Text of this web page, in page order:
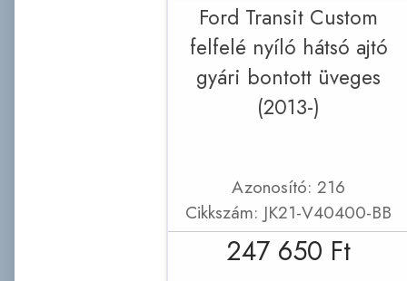
Ford Transit Custom
felfelé nyíló hátsó ajtó
gyári bontott üveges
(2013-)
Azonosító: 216
Cikkszám: JK21-V40400-BB
247 650 Ft